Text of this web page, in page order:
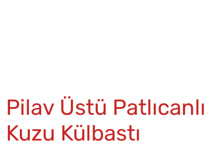
Pilav Üstü Patlıcanlı
Kuzu Külbastı